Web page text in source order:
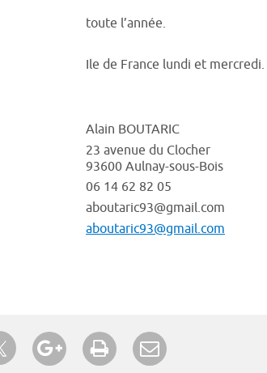
toute l’année.
Ile de France lundi et mercredi.
Alain BOUTARIC
23 avenue du Clocher
93600 Aulnay-sous-Bois
06 14 62 82 05
aboutaric93@gmail.com
aboutaric93@gmail.com
sur Facebook
Partager sur TwitterPartager sur Google+
Imprimer